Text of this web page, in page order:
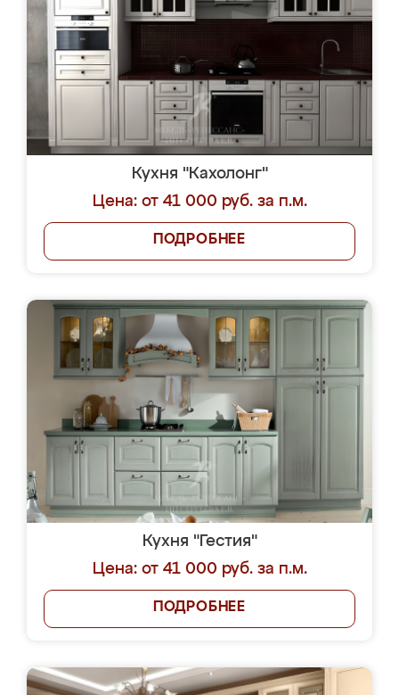
Кухня "Кахолонг"
Цена: от 41 000 руб. за п.м.
ПОДРОБНЕЕ
Кухня "Гестия"
Цена: от 41 000 руб. за п.м.
ПОДРОБНЕЕ